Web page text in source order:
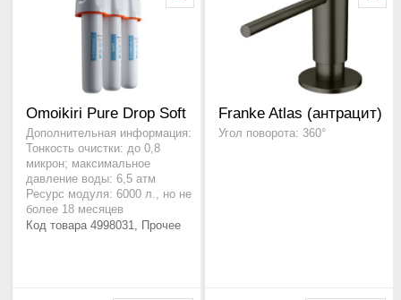
Omoikiri Pure Drop Soft
Дополнительная информация:
Тонкость очистки: до 0,8
микрон; максимальное
давление воды: 6,5 атм
Ресурс модуля: 6000 л., но не
более 18 месяцев
Код товара 4998031, Прочее
Franke Atlas (антрацит)
Угол поворота: 360°